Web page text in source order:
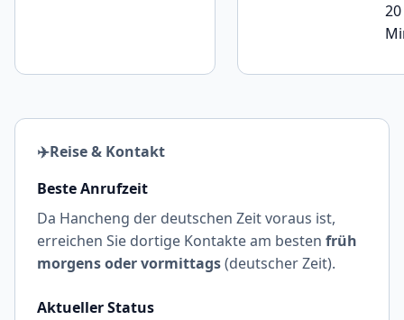
20
✈️Reise & Kontakt
Beste Anrufzeit
Da Hancheng der deutschen Zeit voraus ist,
erreichen Sie dortige Kontakte am besten früh
morgens oder vormittags(deutscher Zeit).
Aktueller Status